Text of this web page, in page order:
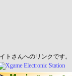
トさんへのリンクです。